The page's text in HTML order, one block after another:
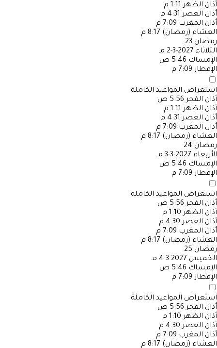
أذان الظهر 1:11 م
أذان العصر 4:31 م
أذان المغرب 7:09 م
العشاء (رمضان) 8:17 م
رمضان 23
الثلاثاء 2027-3-2 مـ
الإمساك 5:46 ص
الإفطار 7:09 م
استعراض المواعيد الكاملة
أذان الفجر 5:56 ص
أذان الظهر 1:11 م
أذان العصر 4:31 م
أذان المغرب 7:09 م
العشاء (رمضان) 8:17 م
رمضان 24
الأربعاء 2027-3-3 مـ
الإمساك 5:46 ص
الإفطار 7:09 م
استعراض المواعيد الكاملة
أذان الفجر 5:56 ص
أذان الظهر 1:10 م
أذان العصر 4:30 م
أذان المغرب 7:09 م
العشاء (رمضان) 8:17 م
رمضان 25
الخميس 2027-3-4 مـ
الإمساك 5:46 ص
الإفطار 7:09 م
استعراض المواعيد الكاملة
أذان الفجر 5:56 ص
أذان الظهر 1:10 م
أذان العصر 4:30 م
أذان المغرب 7:09 م
العشاء (رمضان) 8:17 م